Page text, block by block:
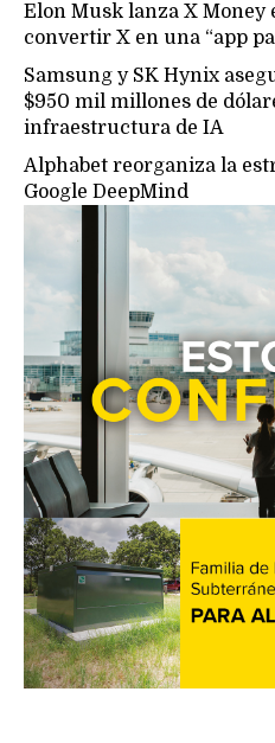
Elon Musk lanza X Money
convertir X en una “app
Samsung y SK Hynix
$950 mil millones de
infraestructura de IA
Alphabet reorganiza la
Google DeepMind